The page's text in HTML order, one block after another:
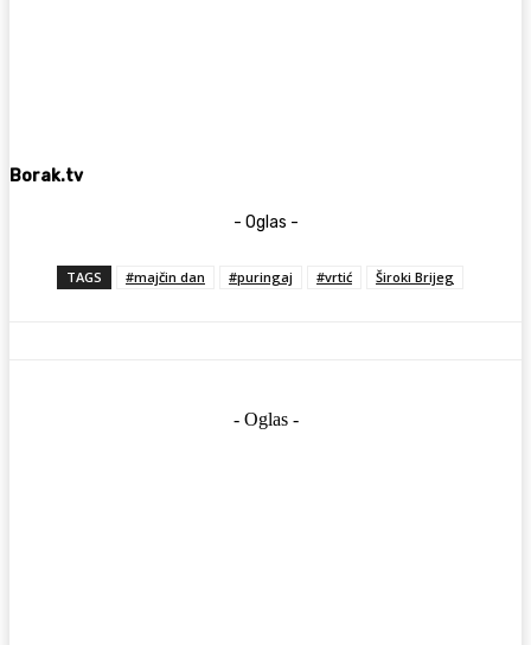
Borak.tv
- Oglas -
TAGS #majčin dan #puringaj #vrtić Široki Brijeg
- Oglas -